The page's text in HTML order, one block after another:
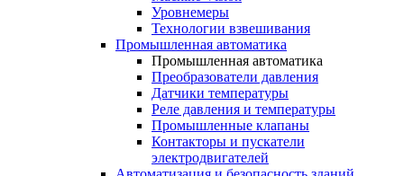
Уровнемеры
Технологии взвешивания
Промышленная автоматика
Промышленная автоматика
Преобразователи давления
Датчики температуры
Реле давления и температуры
Промышленные клапаны
Контакторы и пускатели
электродвигателей